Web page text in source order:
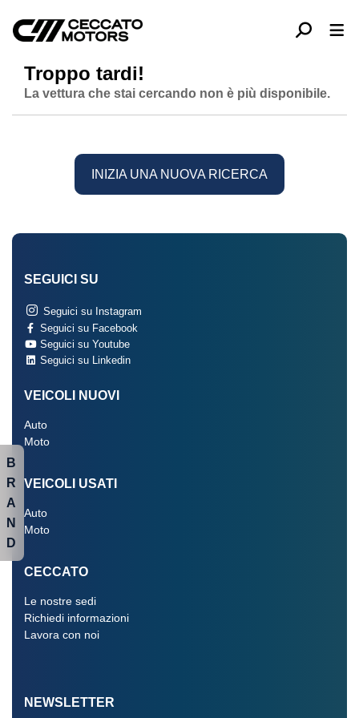
Troppo tardi!
La vettura che stai cercando non è più disponibile.
INIZIA UNA NUOVA RICERCA
SEGUICI SU
Seguici su Instagram
Seguici su Facebook
Seguici su Youtube
Seguici su Linkedin
VEICOLI NUOVI
Auto
Moto
VEICOLI USATI
Auto
Moto
CECCATO
Le nostre sedi
Richiedi informazioni
Lavora con noi
NEWSLETTER
B
R
A
N
D